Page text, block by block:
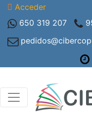
Acceder
650 319 207